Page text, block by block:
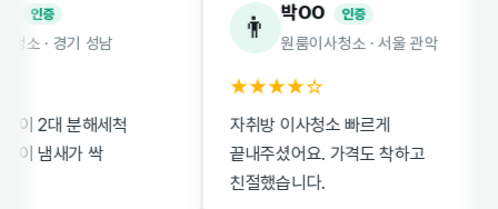
· 경기 성남
대 분해세척
새가 싹
👨 박OO 인증
원룸이사청소 · 서울 관악
★★★★☆
자취방 이사청소 빠르게
끝내주셨어요. 가격도 착하고
친절했습니다.